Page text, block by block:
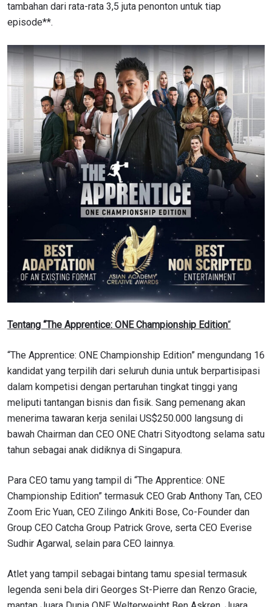
tambahan dari rata-rata 3,5 juta penonton untuk tiap
episode**.
Tentang “The Apprentice: ONE Championship Edition“
“The Apprentice: ONE Championship Edition” mengundang 16
kandidat yang terpilih dari seluruh dunia untuk berpartisipasi
dalam kompetisi dengan pertaruhan tingkat tinggi yang
meliputi tantangan bisnis dan fisik. Sang pemenang akan
menerima tawaran kerja senilai US$250.000 langsung di
bawah Chairman dan CEO ONE Chatri Sityodtong selama satu
tahun sebagai anak didiknya di Singapura.
Para CEO tamu yang tampil di “The Apprentice: ONE
Championship Edition” termasuk CEO Grab Anthony Tan, CEO
Zoom Eric Yuan, CEO Zilingo Ankiti Bose, Co-Founder dan
Group CEO Catcha Group Patrick Grove, serta CEO Everise
Sudhir Agarwal, selain para CEO lainnya.
Atlet yang tampil sebagai bintang tamu spesial termasuk
legenda seni bela diri Georges St-Pierre dan Renzo Gracie,